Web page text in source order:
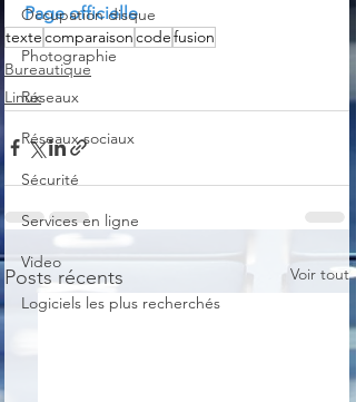
Occupation disque
Photographie
Réseaux
Réseaux sociaux
Sécurité
Services en ligne
Video
Logiciels les plus recherchés
Page officielle
textecomparaisoncodefusion
Bureautique
Linux
Posts récents Voir tout